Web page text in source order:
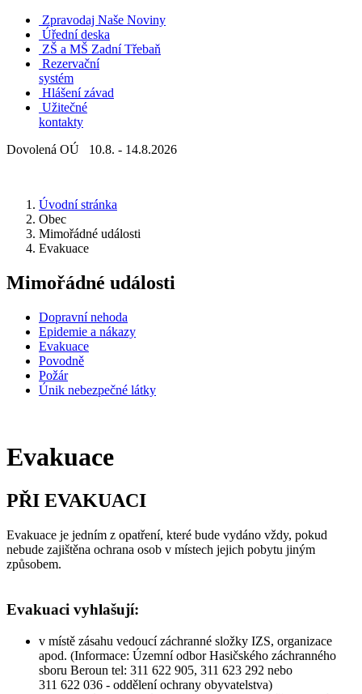
Zpravodaj Naše Noviny
Úřední deska
ZŠ a MŠ Zadní Třebaň
Rezervační
systém
Hlášení závad
Užitečné
kontakty
Dovolená OÚ 10.8. - 14.8.2026
Úvodní stránka
Obec
Mimořádné události
Evakuace
Mimořádné události
Dopravní nehoda
Epidemie a nákazy
Evakuace
Povodně
Požár
Únik nebezpečné látky
Evakuace
PŘI EVAKUACI
Evakuace je jedním z opatření, které bude vydáno vždy, pokud
nebude zajištěna ochrana osob v místech jejich pobytu jiným
způsobem.
Evakuaci vyhlašují:
v místě zásahu vedoucí záchranné složky IZS, organizace
apod. (Informace: Územní odbor Hasičského záchranného
sboru Beroun tel: 311 622 905, 311 623 292 nebo
311 622 036 - oddělení ochrany obyvatelstva)